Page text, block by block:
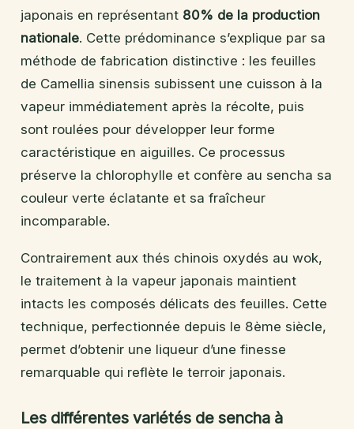
japonais en représentant 80% de la production
nationale. Cette prédominance s’explique par sa
méthode de fabrication distinctive : les feuilles
de Camellia sinensis subissent une cuisson à la
vapeur immédiatement après la récolte, puis
sont roulées pour développer leur forme
caractéristique en aiguilles. Ce processus
préserve la chlorophylle et confère au sencha sa
couleur verte éclatante et sa fraîcheur
incomparable.
Contrairement aux thés chinois oxydés au wok,
le traitement à la vapeur japonais maintient
intacts les composés délicats des feuilles. Cette
technique, perfectionnée depuis le 8ème siècle,
permet d’obtenir une liqueur d’une finesse
remarquable qui reflète le terroir japonais.
Les différentes variétés de sencha à